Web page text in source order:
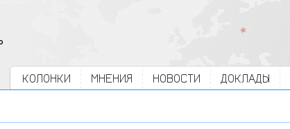
КОЛОНКИ МНЕНИЯ НОВОСТИ ДОКЛАДЫ